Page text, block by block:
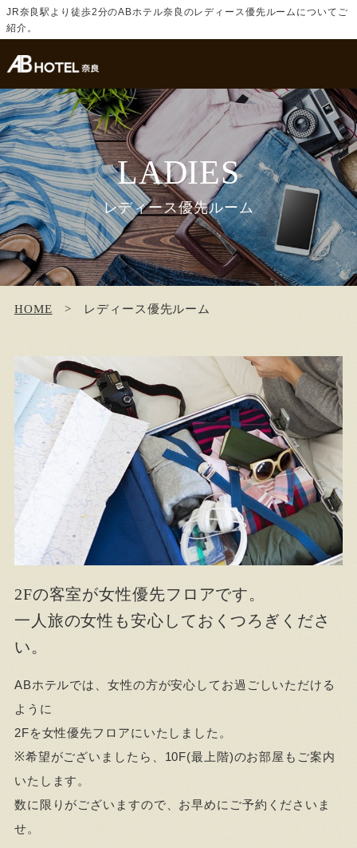
JR奈良駅より徒歩2分のABホテル奈良のレディース優先ルームについてご
紹介。
LADIES
レディース優先ルーム
HOME レディース優先ルーム
2Fの客室が女性優先フロアです。
一人旅の女性も安心しておくつろぎくださ
い。
ABホテルでは、女性の方が安心してお過ごしいただける
ように
2Fを女性優先フロアにいたしました。
※希望がございましたら、10F(最上階)のお部屋もご案内
いたします。
数に限りがございますので、お早めにご予約くださいま
せ。